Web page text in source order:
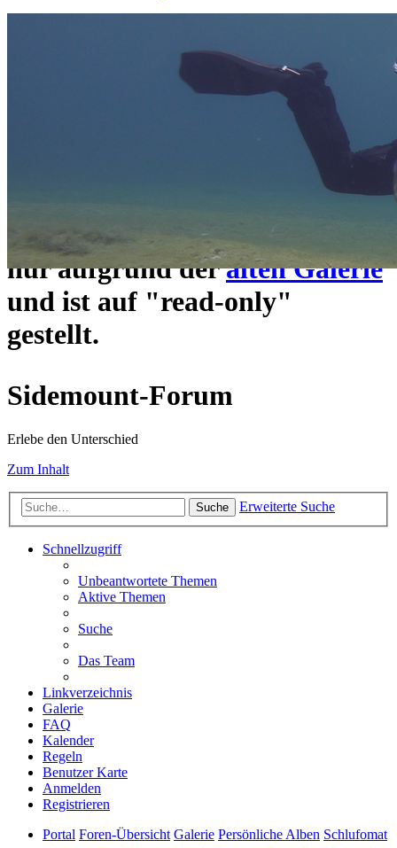
Das Sidemount-Forum ist auf
ein neues Forensystem
umgezogen und wie gewohnt
https://www.sidemount-
Das alte Forum hier existiert
nur aufgrund deralten Galerie
und ist auf "read-only"
gestellt.
Sidemount-Forum
Erlebe den Unterschied
Zum Inhalt
Suche Erweiterte Suche
Schnellzugriff
Unbeantwortete Themen
Aktive Themen
Suche
Das Team
Linkverzeichnis
Galerie
FAQ
Kalender
Regeln
Benutzer Karte
Anmelden
Registrieren
Portal Foren-Übersicht Galerie Persönliche Alben Schlufomat